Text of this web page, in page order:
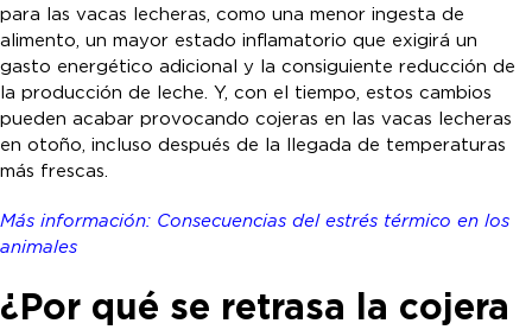
para las vacas lecheras, como una menor ingesta de
alimento, un mayor estado inflamatorio que exigirá un
gasto energético adicional y la consiguiente reducción de
la producción de leche. Y, con el tiempo, estos cambios
pueden acabar provocando cojeras en las vacas lecheras
en otoño, incluso después de la llegada de temperaturas
más frescas.
Más información: Consecuencias del estrés térmico en los
animales
¿Por qué se retrasa la cojera